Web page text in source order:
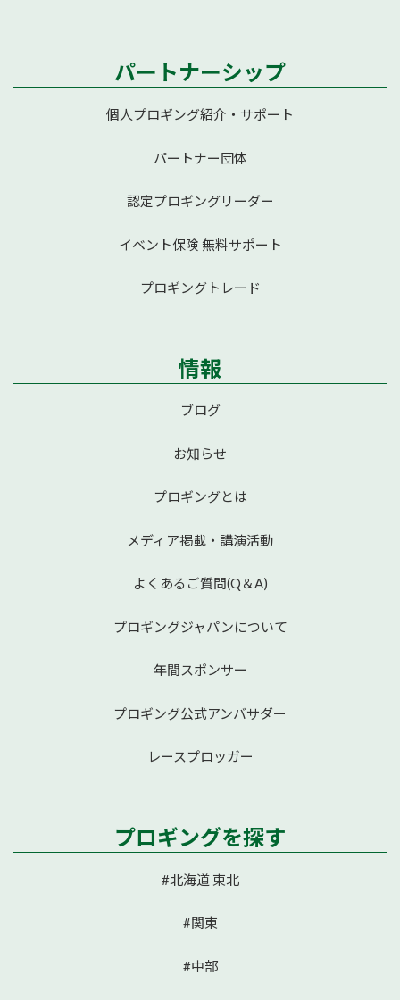
パートナーシップ
個人プロギング紹介・サポート
パートナー団体
認定プロギングリーダー
イベント保険 無料サポート
プロギングトレード
情報
ブログ
お知らせ
プロギングとは
メディア掲載・講演活動
よくあるご質問(Q＆A)
プロギングジャパンについて
年間スポンサー
プロギング公式アンバサダー
レースプロッガー
プロギングを探す
#北海道 東北
#関東
#中部